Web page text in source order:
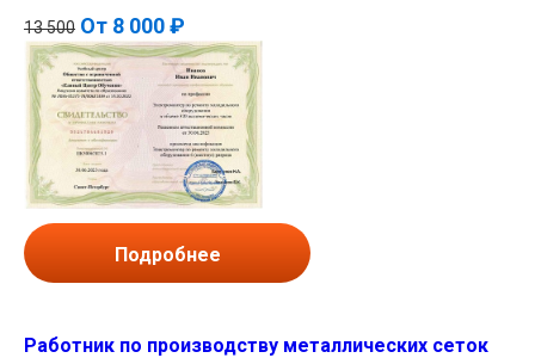
13 500 От 8 000 ₽
Подробнее
Работник по производству металлических сеток